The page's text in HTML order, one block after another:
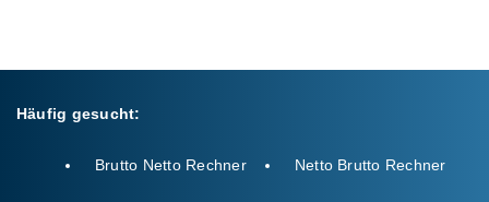
Häufig gesucht:
Brutto Netto Rechner Netto Brutto Rechner